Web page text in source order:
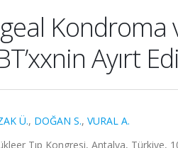
Kondroma
Ayırt
Ü., DOĞAN S., VURAL A.
Tıp Kongresi, Antalya, Türkiye,